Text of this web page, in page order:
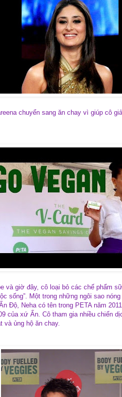
chuyển sang ăn chay vì giúp cô
và giờ đây, cô loại bỏ các chế phẩm
sống”. Một trong những ngôi sao
Độ, Neha có tên trong PETA năm
của xứ Ấn. Cô tham gia nhiều chiến
và ủng hộ ăn chay.